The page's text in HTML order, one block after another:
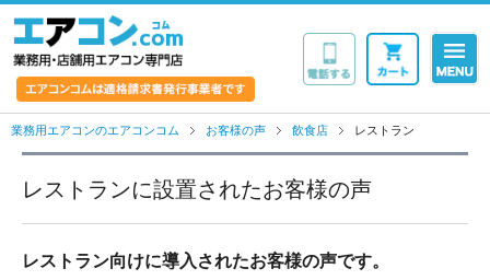
業務用エアコンのエアコンコム お客様の声 飲食店 レストラン
レストランに設置されたお客様の声
レストラン向けに導入されたお客様の声です。